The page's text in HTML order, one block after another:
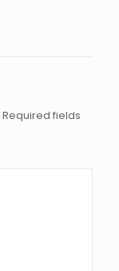
Required fields